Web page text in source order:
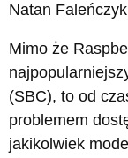
Natan Faleńczyk
Mimo że
(SBC), to od
problemem
jakikolwiek